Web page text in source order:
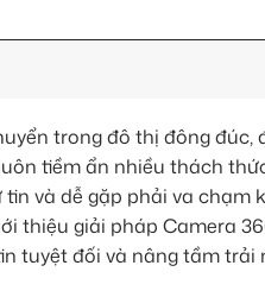
trong đô thị đông đúc,
tiềm ẩn nhiều thách
và dễ gặp phải va chạm
thiệu giải pháp Camera
tuyệt đối và nâng tầm trải